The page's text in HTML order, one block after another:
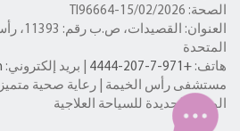
الصحة: TI96664-15/02/2026
المتحدة
هاتف: +971-7-207-4444 | بريد إلكتروني:
مستشفى رأس الخيمة | رعاية صحية متميزة.
الوجهة الجديدة للسياحة العلاجية